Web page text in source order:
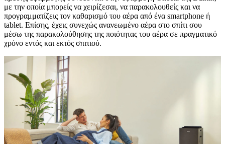
με την οποία μπορείς να χειρίζεσαι, να παρακολουθείς και να
προγραμματίζεις τον καθαρισμό του αέρα από ένα smartphone ή
tablet. Επίσης, έχεις συνεχώς ανανεωμένο αέρα στο σπίτι σου
μέσω της παρακολούθησης της ποιότητας του αέρα σε πραγματικό
χρόνο εντός και εκτός σπιτιού.